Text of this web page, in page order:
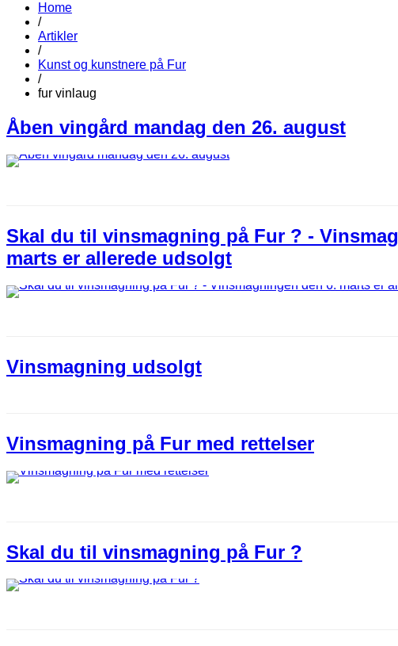
Home
/
Artikler
/
Kunst og kunstnere på Fur
/
fur vinlaug
Åben vingård mandag den 26. august
Skal du til vinsmagning på Fur ? -
marts er allerede udsolgt
Vinsmagning udsolgt
Vinsmagning på Fur med rettelser
Skal du til vinsmagning på Fur ?